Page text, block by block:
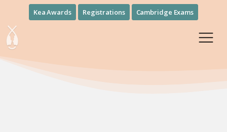
Kea Awards Registrations Cambridge Exams